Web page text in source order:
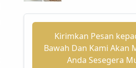
Kirimkan Pesan
Bawah Dan Kami Akan
Anda Sesegera